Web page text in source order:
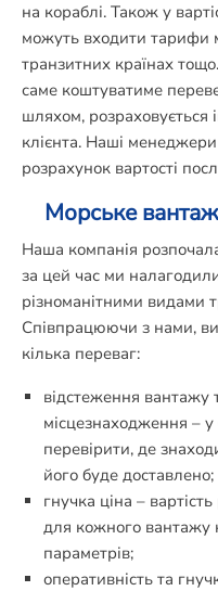
на кораблі. Також у
можуть входити тарифи
транзитних країнах
саме коштуватиме
шляхом, розраховується
клієнта. Наші
розрахунок вартості
Морське
Наша компанія
за цей час ми
різноманітними видами
Співпрацюючи з нами,
кілька переваг:
відстеження вантажу
місцезнаходження –
перевірити, де
його буде доставлено;
гнучка ціна –
для кожного вантажу
параметрів;
оперативність та